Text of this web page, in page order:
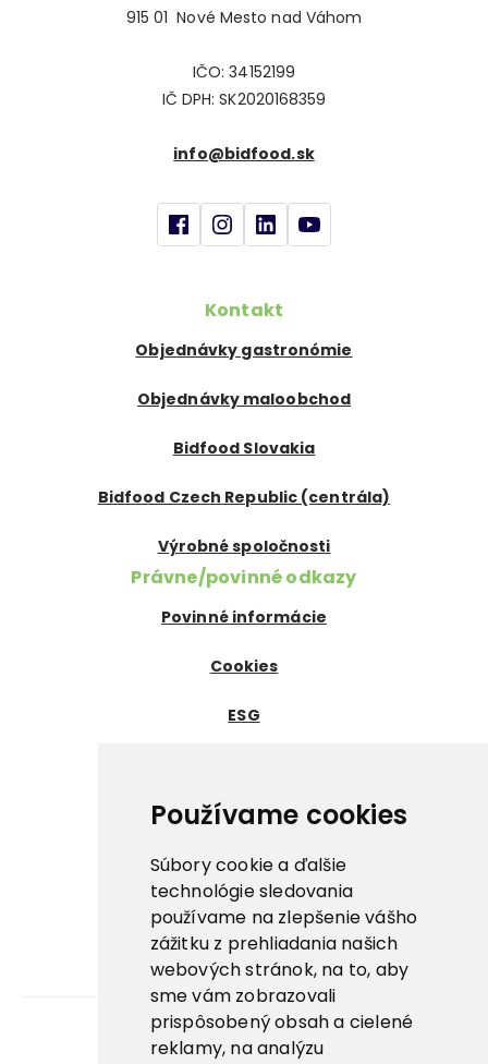
Používame cookies
Súbory cookie a ďalšie
technológie sledovania
používame na zlepšenie vášho
zážitku z prehliadania našich
webových stránok, na to, aby
sme vám zobrazovali
prispôsobený obsah a cielené
reklamy, na analýzu
915 01 Nové Mesto nad Váhom
IČO: 34152199
IČ DPH: SK2020168359
info@bidfood.sk
Kontakt
Objednávky gastronómie
Objednávky maloobchod
Bidfood Slovakia
Bidfood Czech Republic (centrála)
Výrobné spoločnosti
Právne/povinné odkazy
Povinné informácie
Cookies
ESG
Dôležité odkazy
Prima zmrzlina ↗
Pegas Premium ↗
La Panna ↗